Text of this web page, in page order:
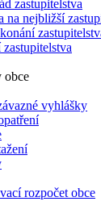
zastupitelstva
na nejbližší
zastupitelstva
obce
vyhlášky
rozpočet obce